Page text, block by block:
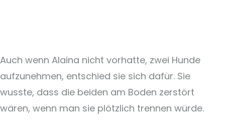
Auch wenn Alaina nicht vorhatte, zwei Hunde
aufzunehmen, entschied sie sich dafür. Sie
wusste, dass die beiden am Boden zerstört
wären, wenn man sie plötzlich trennen würde.